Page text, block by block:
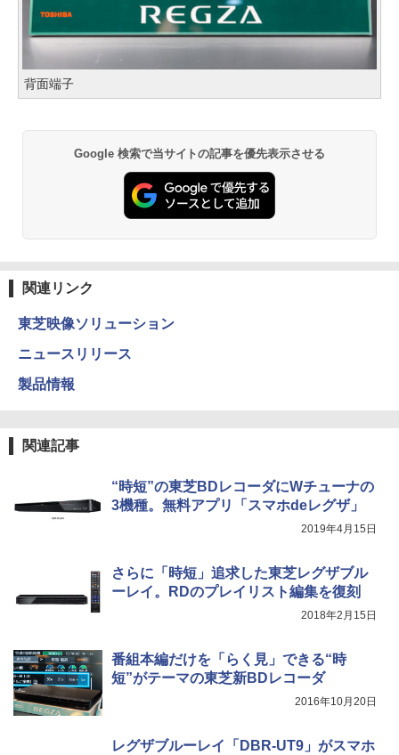
背面端子
Google 検索で当サイトの記事を優先表示させる
関連リンク
東芝映像ソリューション
ニュースリリース
製品情報
関連記事
“時短”の東芝BDレコーダにWチューナの
3機種。無料アプリ「スマホdeレグザ」
2019年4月15日
さらに「時短」追求した東芝レグザブル
ーレイ。RDのプレイリスト編集を復刻
2018年2月15日
番組本編だけを「らく見」できる“時
短”がテーマの東芝新BDレコーダ
2016年10月20日
レグザブルーレイ「DBR-UT9」がスマホ